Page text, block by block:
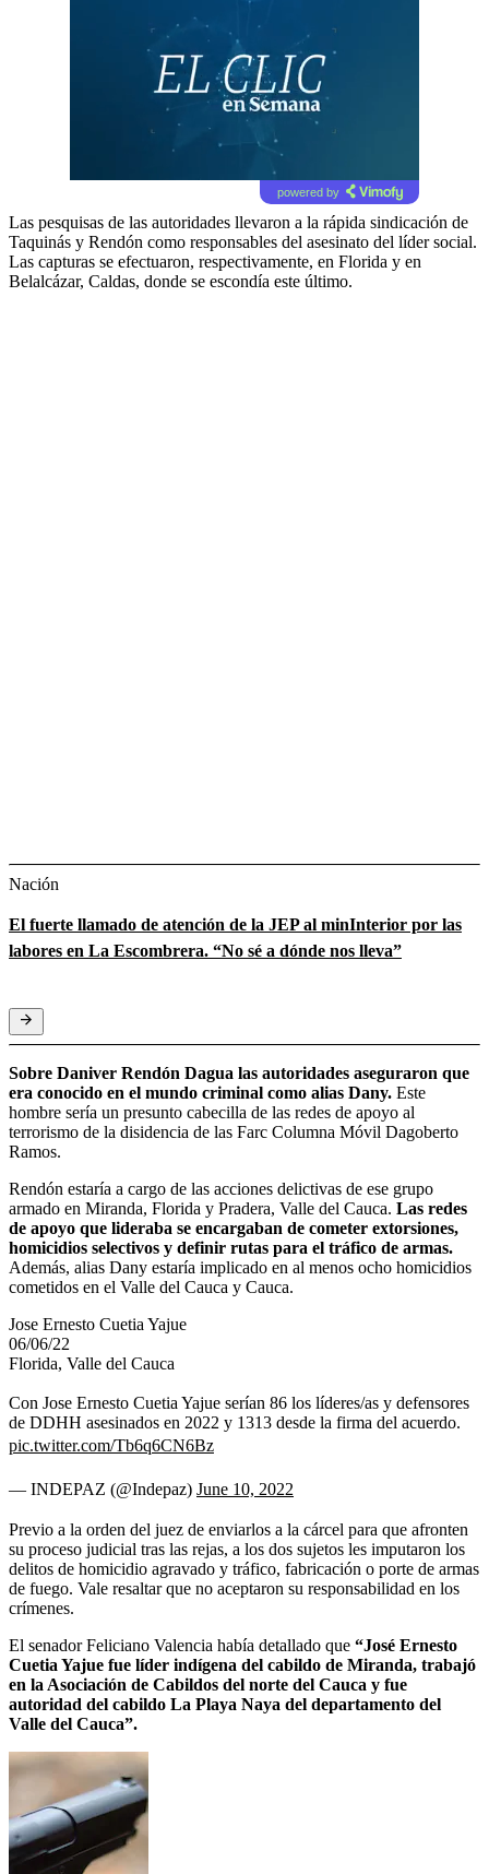
powered by
Las pesquisas de las autoridades llevaron a la rápida sindicación de
Taquinás y Rendón como responsables del asesinato del líder social.
Las capturas se efectuaron, respectivamente, en Florida y en
Belalcázar, Caldas, donde se escondía este último.
Nación
El fuerte llamado de atención de la JEP al minInterior por las
labores en La Escombrera. “No sé a dónde nos lleva”
Sobre Daniver Rendón Dagua las autoridades aseguraron que
era conocido en el mundo criminal como alias Dany. Este
hombre sería un presunto cabecilla de las redes de apoyo al
terrorismo de la disidencia de las Farc Columna Móvil Dagoberto
Ramos.
Rendón estaría a cargo de las acciones delictivas de ese grupo
armado en Miranda, Florida y Pradera, Valle del Cauca. Las redes
de apoyo que lideraba se encargaban de cometer extorsiones,
homicidios selectivos y definir rutas para el tráfico de armas.
Además, alias Dany estaría implicado en al menos ocho homicidios
cometidos en el Valle del Cauca y Cauca.
Jose Ernesto Cuetia Yajue
06/06/22
Florida, Valle del Cauca
Con Jose Ernesto Cuetia Yajue serían 86 los líderes/as y defensores
de DDHH asesinados en 2022 y 1313 desde la firma del acuerdo.
pic.twitter.com/Tb6q6CN6Bz
— INDEPAZ (@Indepaz) June 10, 2022
Previo a la orden del juez de enviarlos a la cárcel para que afronten
su proceso judicial tras las rejas, a los dos sujetos les imputaron los
delitos de homicidio agravado y tráfico, fabricación o porte de armas
de fuego. Vale resaltar que no aceptaron su responsabilidad en los
crímenes.
El senador Feliciano Valencia había detallado que “José Ernesto
Cuetia Yajue fue líder indígena del cabildo de Miranda, trabajó
en la Asociación de Cabildos del norte del Cauca y fue
autoridad del cabildo La Playa Naya del departamento del
Valle del Cauca”.